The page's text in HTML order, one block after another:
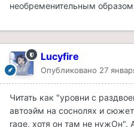
необременительным
Lucyfire
Опубликовано 27
Читать как "уровни с
автоэйм на соснолях и
rage, хотя он там не нужОн".